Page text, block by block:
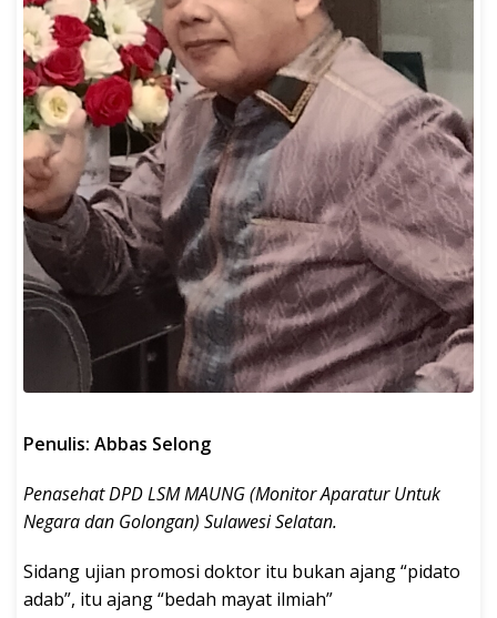
Penulis: Abbas Selong
Penasehat DPD LSM MAUNG (Monitor Aparatur Untuk
Negara dan Golongan) Sulawesi Selatan.
Sidang ujian promosi doktor itu bukan ajang “pidato
adab”, itu ajang “bedah mayat ilmiah”